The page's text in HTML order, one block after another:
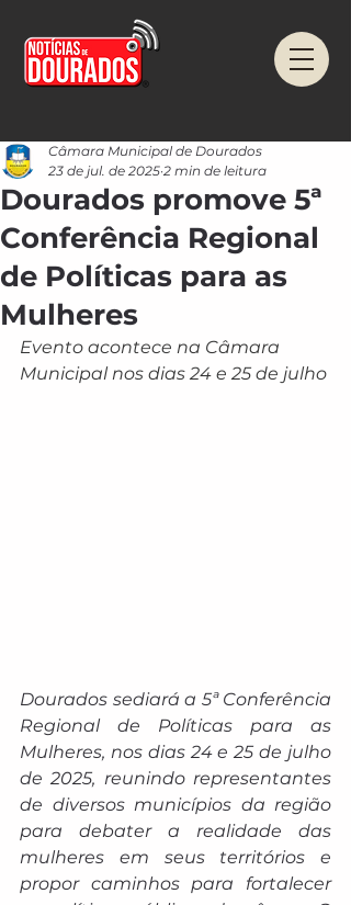
Dourados promove 5ª
Conferência Regional
de Políticas para as
Mulheres
Câmara Municipal de Dourados
23 de jul. de 2025 2 min de leitura
Evento acontece na Câmara
Municipal nos dias 24 e 25 de julho
Dourados sediará a 5ª Conferência
Regional de Políticas para as
Mulheres, nos dias 24 e 25 de julho
de 2025, reunindo representantes
de diversos municípios da região
para debater a realidade das
mulheres em seus territórios e
propor caminhos para fortalecer